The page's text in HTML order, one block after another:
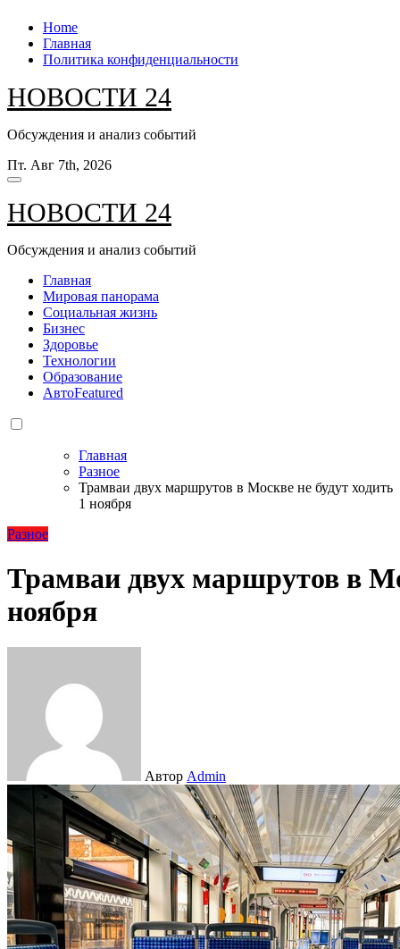
Перейти
содержанию
Home
Главная
Политика конфиденциальности
НОВОСТИ 24
Обсуждения и анализ событий
Пт. Авг 7th, 2026
НОВОСТИ 24
Обсуждения и анализ событий
Главная
Мировая панорама
Социальная жизнь
Бизнес
Здоровье
Технологии
Образование
АвтоFeatured
Главная
Разное
Трамваи двух маршрутов в Москве не будут ходить
1 ноября
Разное
Трамваи двух маршрутов в
ноября
Автор Admin